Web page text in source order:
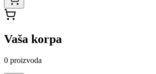
Vaša korpa
0 proizvoda